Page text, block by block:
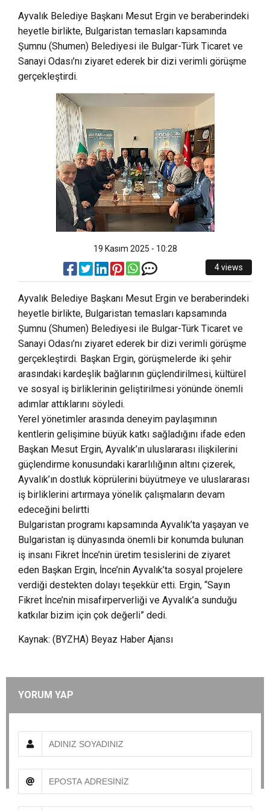
Ayvalık Belediye Başkanı Mesut Ergin ve beraberindeki
heyetle birlikte, Bulgaristan temasları kapsamında
Şumnu (Shumen) Belediyesi ile Bulgar-Türk Ticaret ve
Sanayi Odası’nı ziyaret ederek bir dizi verimli görüşme
gerçekleştirdi.
19 Kasım 2025 - 10:28
4 views
Ayvalık Belediye Başkanı Mesut Ergin ve beraberindeki
heyetle birlikte, Bulgaristan temasları kapsamında
Şumnu (Shumen) Belediyesi ile Bulgar-Türk Ticaret ve
Sanayi Odası’nı ziyaret ederek bir dizi verimli görüşme
gerçekleştirdi. Başkan Ergin, görüşmelerde iki şehir
arasındaki kardeşlik bağlarının güçlendirilmesi, kültürel
ve sosyal iş birliklerinin geliştirilmesi yönünde önemli
adımlar attıklarını söyledi.
Yerel yönetimler arasında deneyim paylaşımının
kentlerin gelişimine büyük katkı sağladığını ifade eden
Başkan Mesut Ergin, Ayvalık’ın uluslararası ilişkilerini
güçlendirme konusundaki kararlılığının altını çizerek,
Ayvalık’ın dostluk köprülerini büyütmeye ve uluslararası
iş birliklerini artırmaya yönelik çalışmaların devam
edeceğini belirtti
Bulgaristan programı kapsamında Ayvalık’ta yaşayan ve
Bulgaristan iş dünyasında önemli bir konumda bulunan
iş insanı Fikret İnce’nin üretim tesislerini de ziyaret
eden Başkan Ergin, İnce’nin Ayvalık’ta sosyal projelere
verdiği destekten dolayı teşekkür etti. Ergin, “Sayın
Fikret İnce’nin misafirperverliği ve Ayvalık’a sunduğu
katkılar bizim için çok değerli” dedi.
Kaynak: (BYZHA) Beyaz Haber Ajansı
YORUM YAP